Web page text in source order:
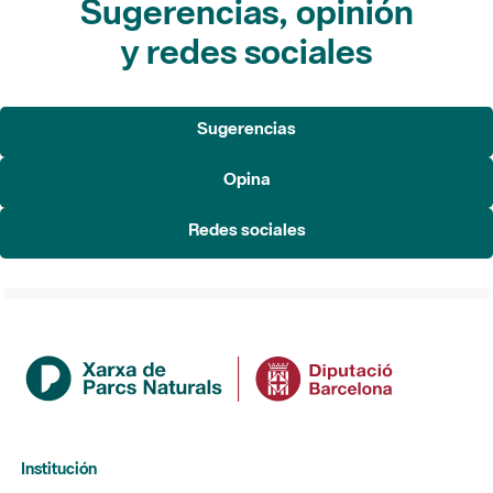
Sugerencias, opinión
y redes sociales
Sugerencias
Opina
Redes sociales
Institución